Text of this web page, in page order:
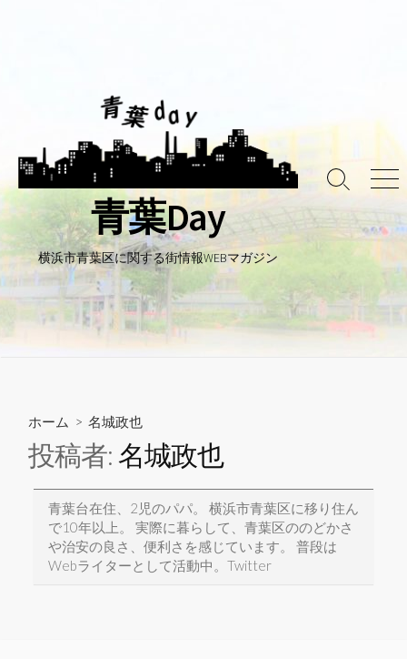
ッ
プ
青葉Day
横浜市青葉区に関する街情報WEBマガジン
検
グ
メ
ー
ホーム > 名城政也
投稿者:名城政也
青葉台在住、2児のパパ。 横浜市青葉区に移り住ん
で10年以上。 実際に暮らして、青葉区ののどかさ
や治安の良さ、便利さを感じています。 普段は
Webライターとして活動中。 Twitter